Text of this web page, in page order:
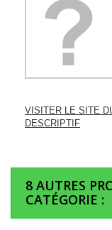
VISITER LE SITE
DESCRIPTIF
8 AUTRES
CATÉGORIE :